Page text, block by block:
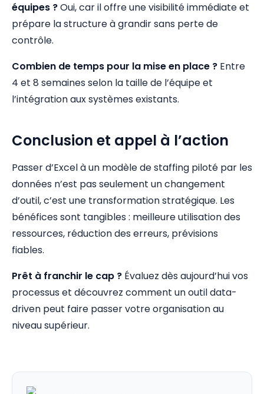
équipes ?Oui, car il offre une visibilité immédiate et
prépare la structure à grandir sans perte de
contrôle.
Combien de temps pour la mise en place ? Entre
4 et 8 semaines selon la taille de l’équipe et
l’intégration aux systèmes existants.
Conclusion et appel à l’action
Passer d’Excel à un modèle de staffing piloté par les
données n’est pas seulement un changement
d’outil, c’est une transformation stratégique. Les
bénéfices sont tangibles : meilleure utilisation des
ressources, réduction des erreurs, prévisions
fiables.
Prêt à franchir le cap ? Évaluez dès aujourd’hui vos
processus et découvrez comment un outil data-
driven peut faire passer votre organisation au
niveau supérieur.